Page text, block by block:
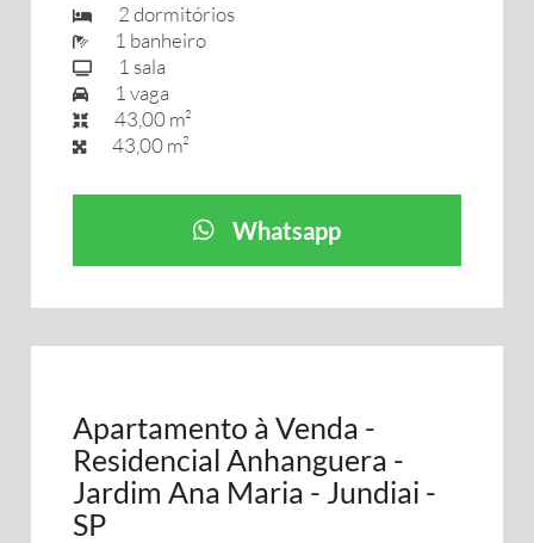
2 dormitórios
1 banheiro
1 sala
1 vaga
43,00 m²
43,00 m²
Whatsapp
Apartamento à Venda -
Residencial Anhanguera -
Jardim Ana Maria - Jundiai -
SP